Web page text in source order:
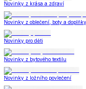
Novinky z krása a zdraví
Novinky z oblečení, boty a doplňky
Novinky pro děti
Novinky z bytového textilu
Novinky z ložního povlečení